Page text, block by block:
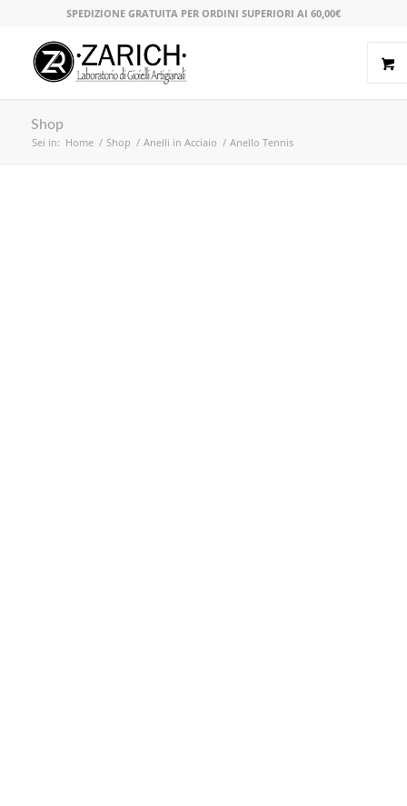
SPEDIZIONE GRATUITA PER ORDINI SUPERIORI AI 60,00€
Shop
Sei in: Home / Shop / Anelli in Acciaio / Anello Tennis